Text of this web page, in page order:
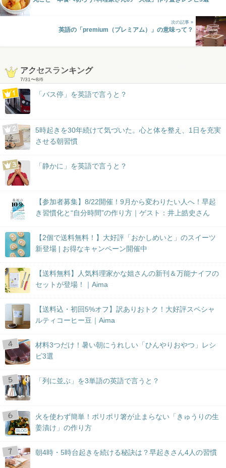
次の記事 »
英語の「premium（プレミアム）」の意味って？
アクセスランキング
7/31〜8/6
「バス停」を英語で言うと？
5時起きを30年続けて気づいた。心と体を整え、1日を充実
させる朝習慣
「静かに」を英語で言うと？
【参加者募集】8/22開催！9月から変わりたい人へ！早起
き習慣化と“自分時間”の作り方｜ゲスト：井上皓史さん
【2個で送料無料！】大好評「おかしめいと」のスイーツ
新登場 | お得なキャンペーン開催中
【送料無料】人気料理家かな姐さんの新刊＆万能ナイフの
セットが登場！｜Aima
【送料込・初回5%オフ】訳ありおトク！大好評スペシャ
ルティコーヒー豆｜Aima
材料3つだけ！暑い朝にうれしい「ひんやりおやつ」レシ
ピ3選
「列に並ぶ」を3単語の英語で言うと？
BLOG
火を使わず簡単！ポリポリ箸が止まらない「きゅうりの生
姜漬け」の作り方
朝4時・5時台起きを続ける秘訣は？早起きさん4人の習慣